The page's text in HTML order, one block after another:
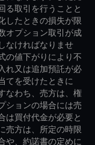
る取引を行うことと
したときの損失が限
オプション取引が成
なければなりませ
の値下がりにより不
れ又は追加預託が必
てを受けたときに
なわち、売方は、権
ションの場合には売
は買付代金が必要と
売方は、所定の時限
や、約諾書の定めに